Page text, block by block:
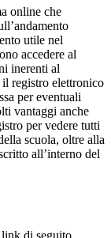
online che
utile nel
accedere al
inerenti al
registro elettronico
per eventuali
vantaggi anche
per vedere tutti
scuola, oltre alla
all’interno del
link di seguito